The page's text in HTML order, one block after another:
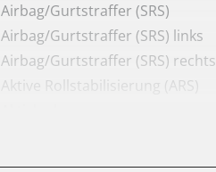
Airbag/Gurtstraffer (SRS)
Airbag/Gurtstraffer (SRS) links
Airbag/Gurtstraffer (SRS) rechts
Aktive Rollstabilisierung (ARS)